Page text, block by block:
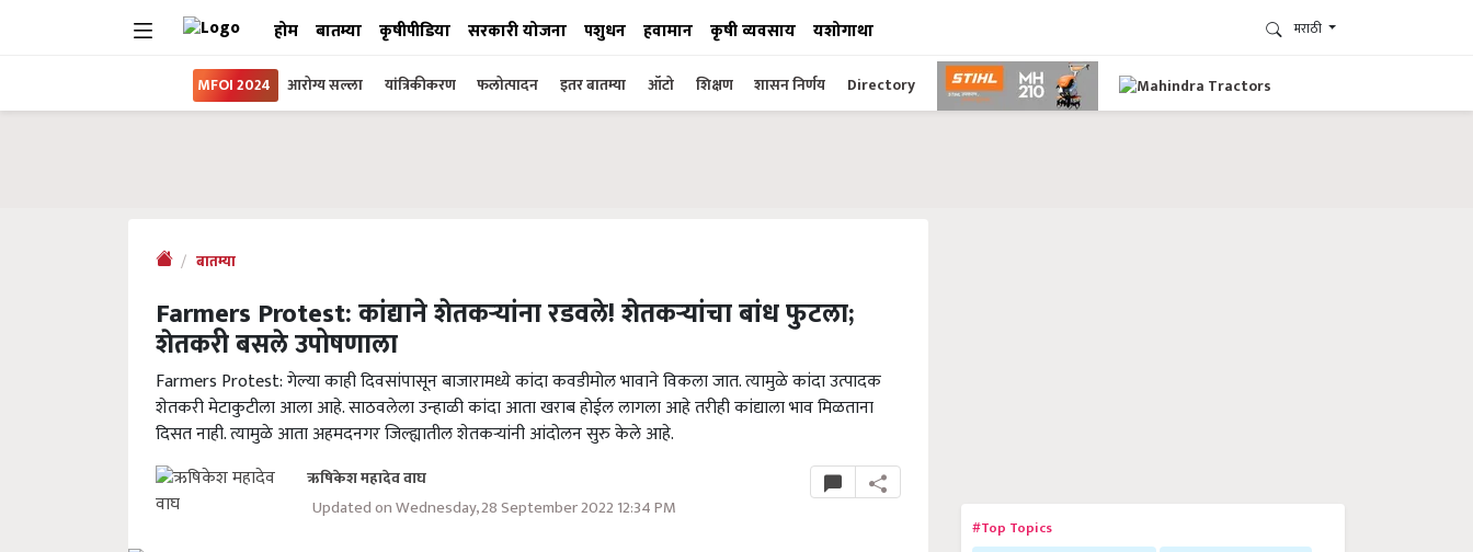
होम बातम्या कृषीपीडिया सरकारी योजना पशुधन हवामान कृषी व्यवसाय यशोगाथा मराठी
MFOI 2024 आरोग्य सल्ला यांत्रिकीकरण फलोत्पादन इतर बातम्या ऑटो शिक्षण शासन निर्णय Directory
बातम्या
Farmers Protest: कांद्याने शेतकऱ्यांना रडवले! शेतकऱ्यांचा बांध फुटला;
शेतकरी बसले उपोषणाला
Farmers Protest: गेल्या काही दिवसांपासून बाजारामध्ये कांदा कवडीमोल भावाने विकला जात. त्यामुळे कांदा उत्पादक
शेतकरी मेटाकुटीला आला आहे. साठवलेला उन्हाळी कांदा आता खराब होईल लागला आहे तरीही कांद्याला भाव मिळताना
दिसत नाही. त्यामुळे आता अहमदनगर जिल्ह्यातील शेतकऱ्यांनी आंदोलन सुरु केले आहे.
ऋषिकेश महादेव वाघ
Updated on Wednesday, 28 September 2022 12:34 PM
#Top Topics